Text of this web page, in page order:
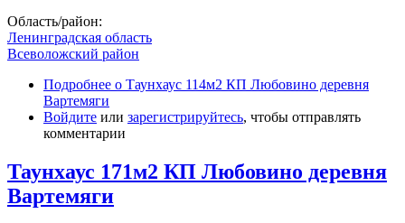
Область/район:
Ленинградская область
Всеволожский район
Подробнее о Таунхаус 114м2 КП Любовино деревня
Вартемяги
Войдите или зарегистрируйтесь, чтобы отправлять
комментарии
Таунхаус 171м2 КП Любовино деревня
Вартемяги